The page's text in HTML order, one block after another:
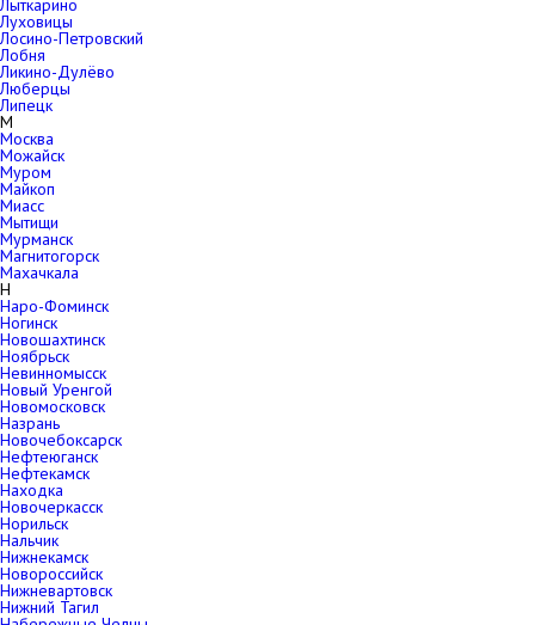
Лыткарино
Луховицы
Лосино-Петровский
Лобня
Ликино-Дулёво
Люберцы
Липецк
М
Москва
Можайск
Муром
Майкоп
Миасс
Мытищи
Мурманск
Магнитогорск
Махачкала
Н
Наро-Фоминск
Ногинск
Новошахтинск
Ноябрьск
Невинномысск
Новый Уренгой
Новомосковск
Назрань
Новочебоксарск
Нефтеюганск
Нефтекамск
Находка
Новочеркасск
Норильск
Нальчик
Нижнекамск
Новороссийск
Нижневартовск
Нижний Тагил